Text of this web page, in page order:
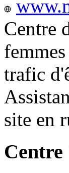
Centre
trafic
site en